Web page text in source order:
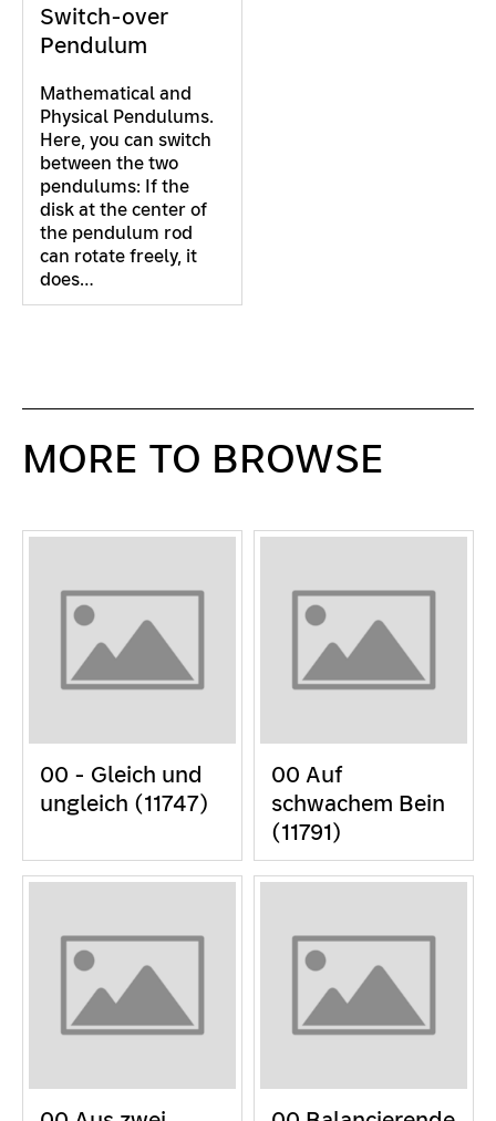
Switch-over
Pendulum
Mathematical and
Physical Pendulums.
Here, you can switch
between the two
pendulums: If the
disk at the center of
the pendulum rod
can rotate freely, it
does…
MORE TO BROWSE
00 - Gleich und
ungleich (11747)
00 Auf
schwachem Bein
(11791)